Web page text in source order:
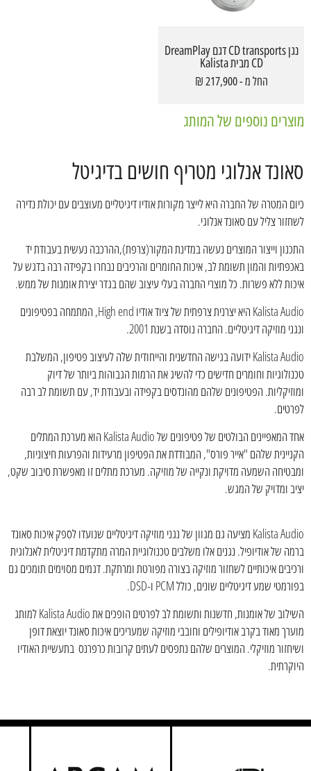
נגן CD transports דגם DreamPlay
CD מבית Kalista
החל מ - 217,900 ₪
מוצרים נוספים של המותג
סאונד אנלוגי מטריף חושים בדיגיטל
כיום המטרה של החברה היא לייצר מקורות אודיו דיגיטליים מעוצבים עם יכולת נדירה
לשחזור צליל עם סאונד אנלוגי.
התכנון וייצור המוצרים נעשה במדינת המקור(צרפת),ההרכבה נעשית בעבודת יד
באכפתיות והמון תשומת לב, איכות החומרים והרכיבים נבחרו בקפידה רבה בדגש על
איכות ללא פשרות. כל מוצרי החברה בעלי עיצוב שהם בגדר יצירת אומנות של ממש.
Kalista Audio היא יצרנית צרפתית של ציוד אודיו High end, המתמחה בפטיפונים
ונגני מוזיקה דיגיטליים. החברה נוסדה בשנת 2001.
Kalista Audio ידועה בגישה החדשנית והייחודית שלה לעיצוב פטיפון, המשלבת
טכנולוגיות וחומרים חדישים כדי להשיג את הרמות הגבוהות ביותר של דיוק
ומוזיקליות. הפטיפונים שלהם מהונדסים בקפידה ובעבודת יד, עם תשומת לב רבה
לפרטים.
אחד המאפיינים הבולטים של פטיפונים של Kalista Audio הוא מערכת המתלים
הקניינית שלהם "אייר פורס", המבודדת את הפטיפון מרעידות והפרעות חיצוניות,
ומבטיחה השמעה מדויקת ונקייה של מוזיקה. מערכת מתלים זו מאפשרת סיבוב שקט,
יציב ומדויק של המגש.
Kalista Audio מציעה גם מגוון של נגני מוזיקה דיגיטליים שנועדו לספק איכות סאונד
ברמה של אודיופיל. נגנים אלו משלבים טכנולוגיית המרה מתקדמת דיגיטלית לאנלוגית
ורכיבים איכותיים לשחזור מוזיקה בצורה מפורטת ומרתקת. דגמים מסוימים תומכים גם
בפורמטי שמע דיגיטליים שונים, כולל PCM ו-DSD.
השילוב של אומנות, חדשנות ותשומת לב לפרטים הופכים את Kalista Audio למותג
מוערך מאוד בקרב אודיופילים וחובבי מוזיקה שמעריכים איכות סאונד יוצאת דופן
ושיחזור מוזיקלי. המוצרים שלהם נתפסים לעתים קרובות כרפרנס בתעשיית האודיו
היוקרתית.